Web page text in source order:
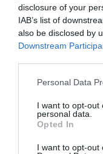
disclosure of your
IAB’s list of
also be disclosed by
Downstream
Personal Data
I want to opt-out
personal data.
Opted In
I want to opt-out
Noticias y novedades